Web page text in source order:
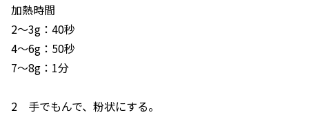
加熱時間
2～3g：40秒
4～6g：50秒
7～8g：1分
2 手でもんで、粉状にする。